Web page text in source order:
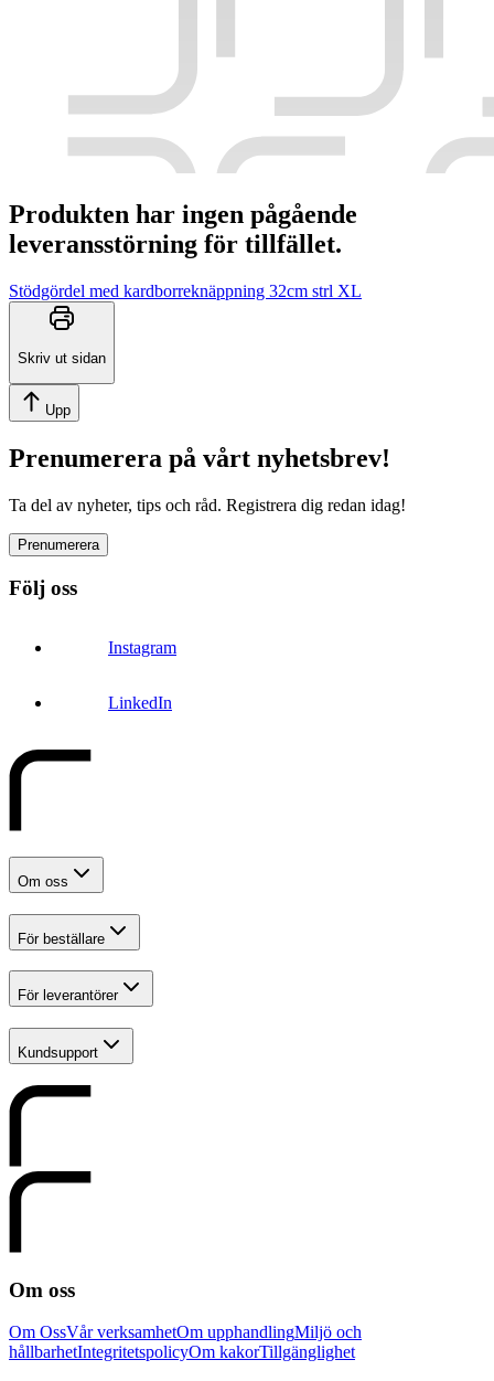
Produkten har ingen pågående
leveransstörning för tillfället.
Stödgördel med kardborreknäppning 32cm strl XL
Skriv ut sidan
Upp
Prenumerera på vårt nyhetsbrev!
Ta del av nyheter, tips och råd. Registrera dig redan idag!
Prenumerera
Följ oss
Instagram
LinkedIn
Om oss
För beställare
För leverantörer
Kundsupport
Om oss
Om OssVår verksamhetOm upphandlingMiljö och
hållbarhetIntegritetspolicyOm kakorTillgänglighet